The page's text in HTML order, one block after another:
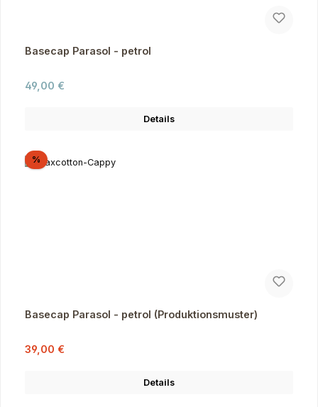
Basecap Parasol - petrol
Regulärer Preis:
49,00 €
Details
%Rabatt
Basecap Parasol - petrol (Produktionsmuster)
Verkaufspreis:
39,00 €
Details